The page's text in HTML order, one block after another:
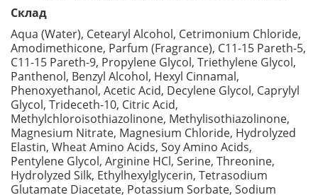
Склад
Aqua (Water), Cetearyl Alcohol, Cetrimonium Chloride,
Amodimethicone, Parfum (Fragrance), C11-15 Pareth-5,
C11-15 Pareth-9, Propylene Glycol, Triethylene Glycol,
Panthenol, Benzyl Alcohol, Hexyl Cinnamal,
Phenoxyethanol, Acetic Acid, Decylene Glycol, Caprylyl
Glycol, Trideceth-10, Citric Acid,
Methylchloroisothiazolinone, Methylisothiazolinone,
Magnesium Nitrate, Magnesium Chloride, Hydrolyzed
Elastin, Wheat Amino Acids, Soy Amino Acids,
Pentylene Glycol, Arginine HCl, Serine, Threonine,
Hydrolyzed Silk, Ethylhexylglycerin, Tetrasodium
Glutamate Diacetate, Potassium Sorbate, Sodium